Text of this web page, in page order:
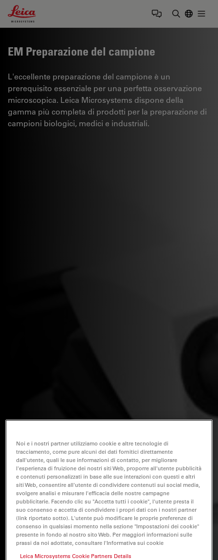
Leica Microsystems Logo
EM Preparazione del campione
L'eccellente preparazione del campione è un
prerequisito essenziale per una perfetta osservazione
microscopica. Leica Microsystems dispone della
gamma più completa di prodotti per la preparazione di
campioni biologici, medici e industriali.
Noi e i nostri partner utilizziamo cookie e altre tecnologie di
tracciamento, come pure alcuni dei dati fornitici direttamente
dall'utente, quali le sue informazioni di contatto, per migliorare
l'esperienza di fruizione dei nostri siti Web, proporre all'utente pubblicità
e contenuti personalizzati in base alle sue interazioni con questi e altri
siti Web, consentire all'utente di condividere contenuti sui social media,
svolgere analisi e misurare l'efficacia delle nostre campagne
pubblicitarie. Facendo clic su "Accetta tutti i cookie", l'utente presta il
suo consenso e accetta di condividere i propri dati con i nostri partner
(link riportato sotto). L'utente può modificare le proprie preferenze di
consenso in qualsiasi momento nella sezione "Impostazioni dei cookie"
presente in fondo al nostro sito Web. Per maggiori informazioni sulle
prassi da noi adottate, consultare l'Informativa sui cookie
Leica Microsystems Cookie Partners Details